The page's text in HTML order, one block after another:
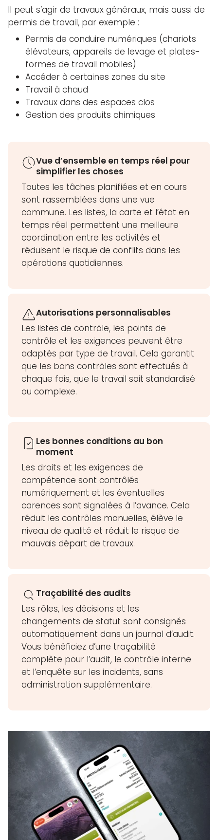
Il peut s’agir de travaux généraux, mais aussi de
permis de travail, par exemple :
Permis de conduire numériques (chariots
élévateurs, appareils de levage et plates-
formes de travail mobiles)
Accéder à certaines zones du site
Travail à chaud
Travaux dans des espaces clos
Gestion des produits chimiques
Vue d’ensemble en temps réel pour
simplifier les choses
Toutes les tâches planifiées et en cours
sont rassemblées dans une vue
commune. Les listes, la carte et l’état en
temps réel permettent une meilleure
coordination entre les activités et
réduisent le risque de conflits dans les
opérations quotidiennes.
Autorisations personnalisables
Les listes de contrôle, les points de
contrôle et les exigences peuvent être
adaptés par type de travail. Cela garantit
que les bons contrôles sont effectués à
chaque fois, que le travail soit standardisé
ou complexe.
Les bonnes conditions au bon
moment
Les droits et les exigences de
compétence sont contrôlés
numériquement et les éventuelles
carences sont signalées à l’avance. Cela
réduit les contrôles manuelles, élève le
niveau de qualité et réduit le risque de
mauvais départ de travaux.
Traçabilité des audits
Les rôles, les décisions et les
changements de statut sont consignés
automatiquement dans un journal d’audit.
Vous bénéficiez d’une traçabilité
complète pour l’audit, le contrôle interne
et l’enquête sur les incidents, sans
administration supplémentaire.